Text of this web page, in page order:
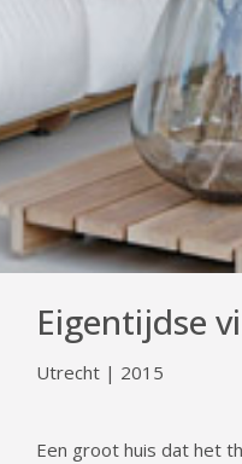
Eigentijdse
Utrecht | 2015
Een groot huis dat het